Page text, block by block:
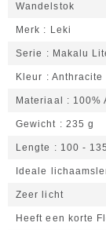
Wandelstok
Merk Leki
Serie Makalu
Kleur Anthracite
Materiaal 100%
Gewicht 235 g
Lengte 100 -
Ideale
Zeer licht
Heeft een korte